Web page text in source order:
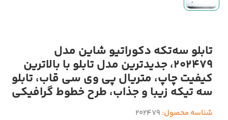
تابلو سه‌تکه دکوراتیو شاین مدل
202479، جدیدترین مدل تابلو با بالاترین
کیفیت چاپ، متریال پی وی سی قاب، تابلو
سه تیکه زیبا و جذاب، طرح خطوط گرافیکی
شناسه محصول: 202479